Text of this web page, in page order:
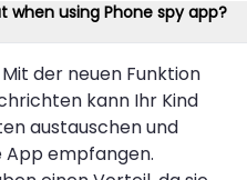
using Phone spy app?
der neuen Funktion
kann Ihr Kind
austauschen und
App empfangen.